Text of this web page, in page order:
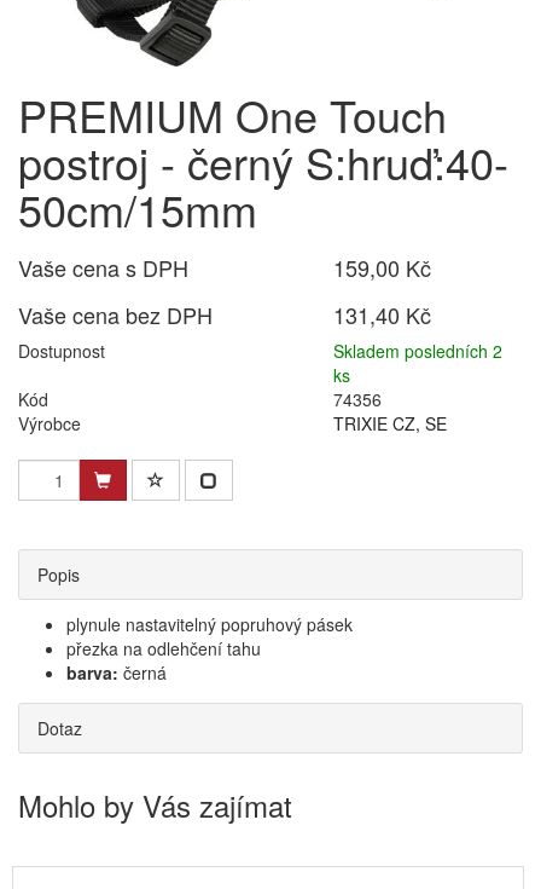
PREMIUM One Touch
postroj - černý S:hruď:40-
50cm/15mm
Vaše cena s DPH
159,00 Kč
Vaše cena bez DPH
131,40 Kč
Dostupnost
Skladem posledních 2
ks
Kód
74356
Výrobce
TRIXIE CZ, SE
Popis
plynule nastavitelný popruhový pásek
přezka na odlehčení tahu
barva: černá
Dotaz
Mohlo by Vás zajímat